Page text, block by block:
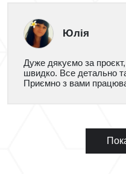
Юлія
Дуже дякуємо за
швидко. Все детально
Приємно з вами